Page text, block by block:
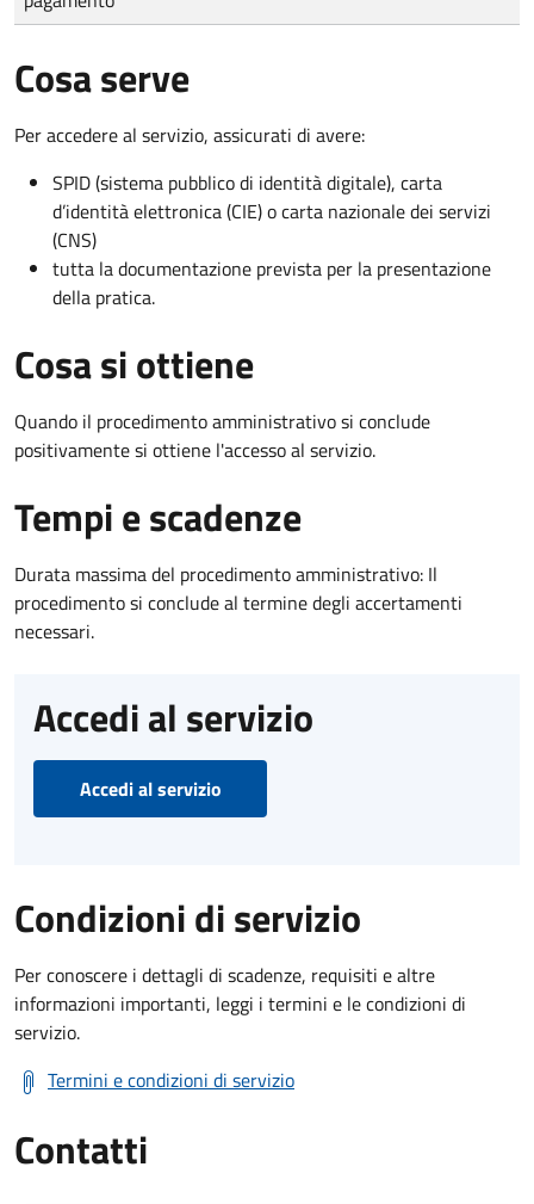
Cosa serve
Per accedere al servizio, assicurati di avere:
SPID (sistema pubblico di identità digitale), carta
d’identità elettronica (CIE) o carta nazionale dei servizi
(CNS)
tutta la documentazione prevista per la presentazione
della pratica.
Cosa si ottiene
Quando il procedimento amministrativo si conclude
positivamente si ottiene l'accesso al servizio.
Tempi e scadenze
Durata massima del procedimento amministrativo: Il
procedimento si conclude al termine degli accertamenti
necessari.
Accedi al servizio
Accedi al servizio
Condizioni di servizio
Per conoscere i dettagli di scadenze, requisiti e altre
informazioni importanti, leggi i termini e le condizioni di
servizio.
Termini e condizioni di servizio
Contatti